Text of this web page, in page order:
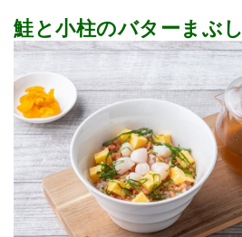
鮭と小柱のバターまぶし